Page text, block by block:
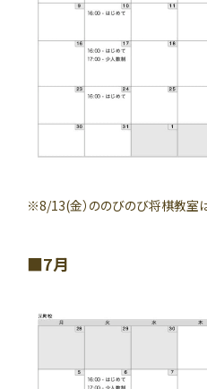
※8/13(金）ののびのび将棋教室
7月